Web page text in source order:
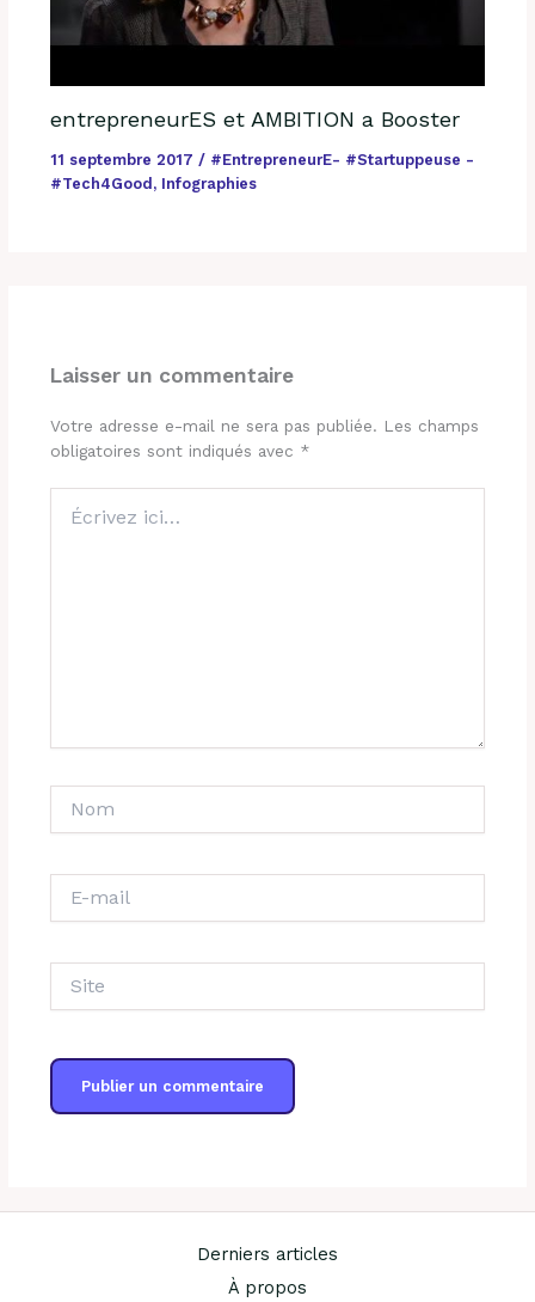
entrepreneurES et AMBITION a Booster
11 septembre 2017 / #EntrepreneurE- #Startuppeuse -
#Tech4Good, Infographies
Laisser un commentaire
Votre adresse e-mail ne sera pas publiée. Les champs
obligatoires sont indiqués avec *
ici…
mail
Derniers articles
À propos